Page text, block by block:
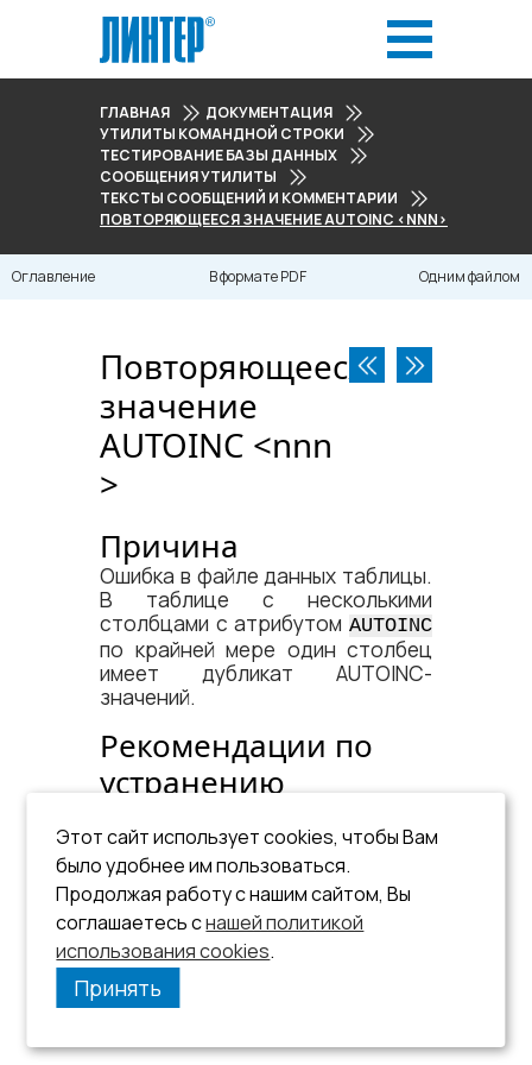
ГЛАВНАЯ
ДОКУМЕНТАЦИЯ
УТИЛИТЫ КОМАНДНОЙ СТРОКИ
ТЕСТИРОВАНИЕ БАЗЫ ДАННЫХ
СООБЩЕНИЯ УТИЛИТЫ
ТЕКСТЫ СООБЩЕНИЙ И КОММЕНТАРИИ
ПОВТОРЯЮЩЕЕСЯ ЗНАЧЕНИЕ AUTOINC <NNN>
Оглавление В формате PDF Одним файлом
Повторяющееся
значение
AUTOINC <​nnn​
>
Причина
Ошибка в файле данных таблицы.
В таблице с несколькими
столбцами с атрибутом AUTOINC
по крайней мере один столбец
имеет дубликат AUTOINC-
значений.
Рекомендации по
устранению
Этот сайт использует cookies, чтобы Вам
было удобнее им пользоваться.
Продолжая работу с нашим сайтом, Вы
соглашаетесь снашей политикой
использования cookies.
Принять